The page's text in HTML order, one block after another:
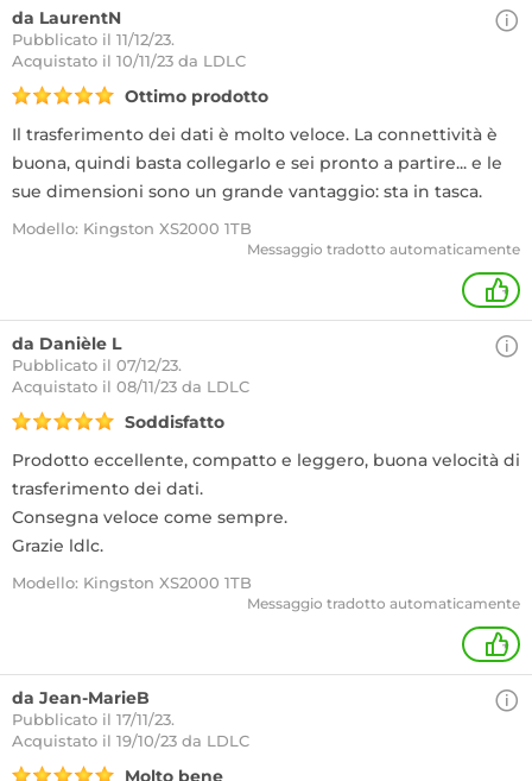
da LaurentN
Pubblicato il 11/12/23.
Acquistato il 10/11/23 da LDLC
Ottimo prodotto
Il trasferimento dei dati è molto veloce. La connettività è
buona, quindi basta collegarlo e sei pronto a partire... e le
sue dimensioni sono un grande vantaggio: sta in tasca.
Modello: Kingston XS2000 1TB
Messaggio tradotto automaticamente
+
da Danièle L
Pubblicato il 07/12/23.
Acquistato il 08/11/23 da LDLC
Soddisfatto
Prodotto eccellente, compatto e leggero, buona velocità di
trasferimento dei dati.
Consegna veloce come sempre.
Grazie ldlc.
Modello: Kingston XS2000 1TB
Messaggio tradotto automaticamente
+
da Jean-MarieB
Pubblicato il 17/11/23.
Acquistato il 19/10/23 da LDLC
Molto bene